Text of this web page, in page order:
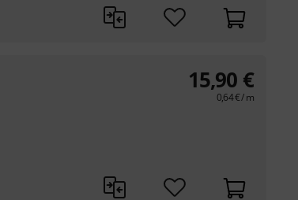
15,90 €
0,64€/ m